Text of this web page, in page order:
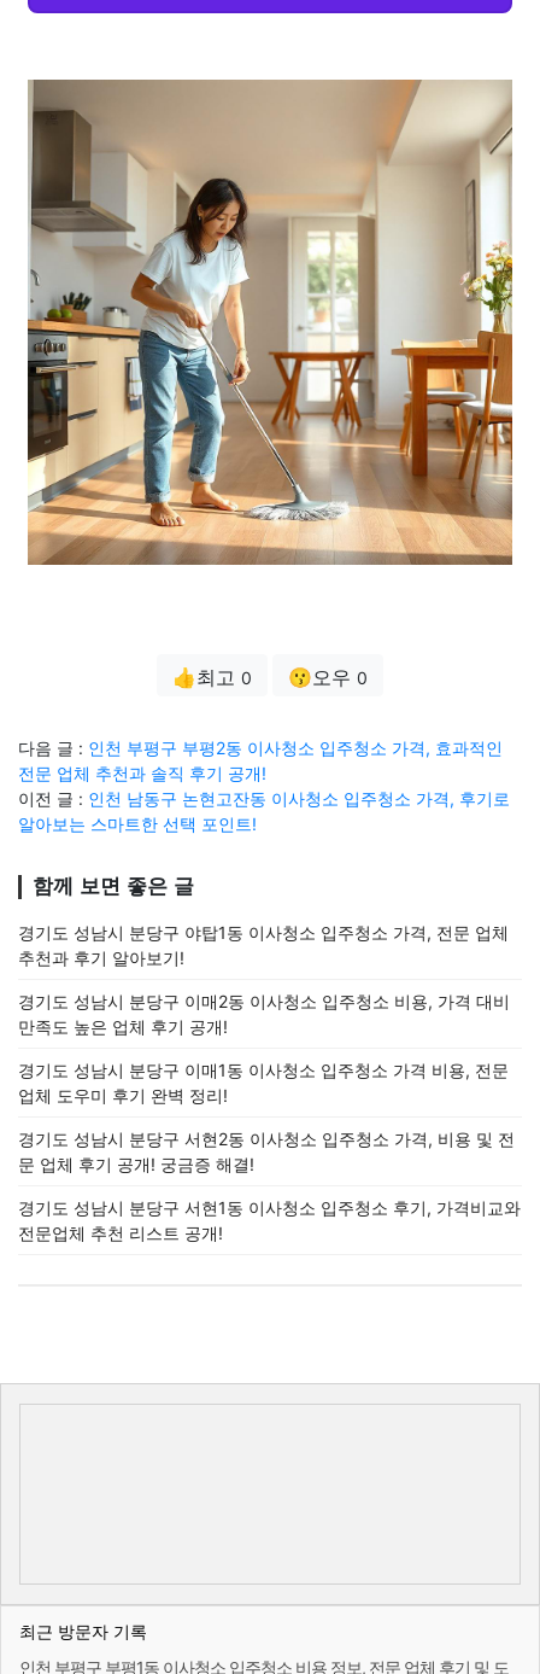
👍최고 0 😗오우 0
다음 글 : 인천 부평구 부평2동 이사청소 입주청소 가격, 효과적인
전문 업체 추천과 솔직 후기 공개!
이전 글 : 인천 남동구 논현고잔동 이사청소 입주청소 가격, 후기로
알아보는 스마트한 선택 포인트!
함께 보면 좋은 글
경기도 성남시 분당구 야탑1동 이사청소 입주청소 가격, 전문 업체
추천과 후기 알아보기!
경기도 성남시 분당구 이매2동 이사청소 입주청소 비용, 가격 대비
만족도 높은 업체 후기 공개!
경기도 성남시 분당구 이매1동 이사청소 입주청소 가격 비용, 전문
업체 도우미 후기 완벽 정리!
경기도 성남시 분당구 서현2동 이사청소 입주청소 가격, 비용 및 전
문 업체 후기 공개! 궁금증 해결!
경기도 성남시 분당구 서현1동 이사청소 입주청소 후기, 가격비교와
전문업체 추천 리스트 공개!
최근 방문자 기록
인천 부평구 부평1동 이사청소 입주청소 비용 정보, 전문 업체 후기 및 도